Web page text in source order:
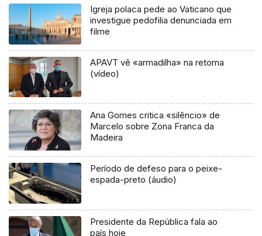
Igreja polaca pede ao Vaticano que
investigue pedofilia denunciada em
filme
APAVT vê «armadilha» na retoma
(vídeo)
Ana Gomes critica «silêncio» de
Marcelo sobre Zona Franca da
Madeira
Período de defeso para o peixe-
espada-preto (áudio)
Presidente da República fala ao
país hoje